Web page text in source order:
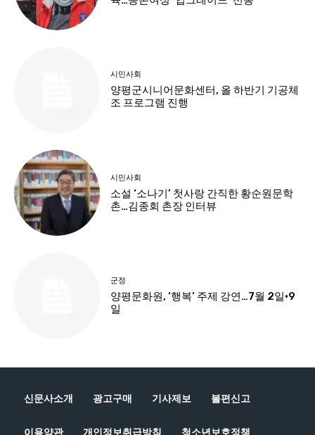
신문사소개 광고구매 기사제보 불편신고
이용약관 개인정보취급방침 청소년보호정책